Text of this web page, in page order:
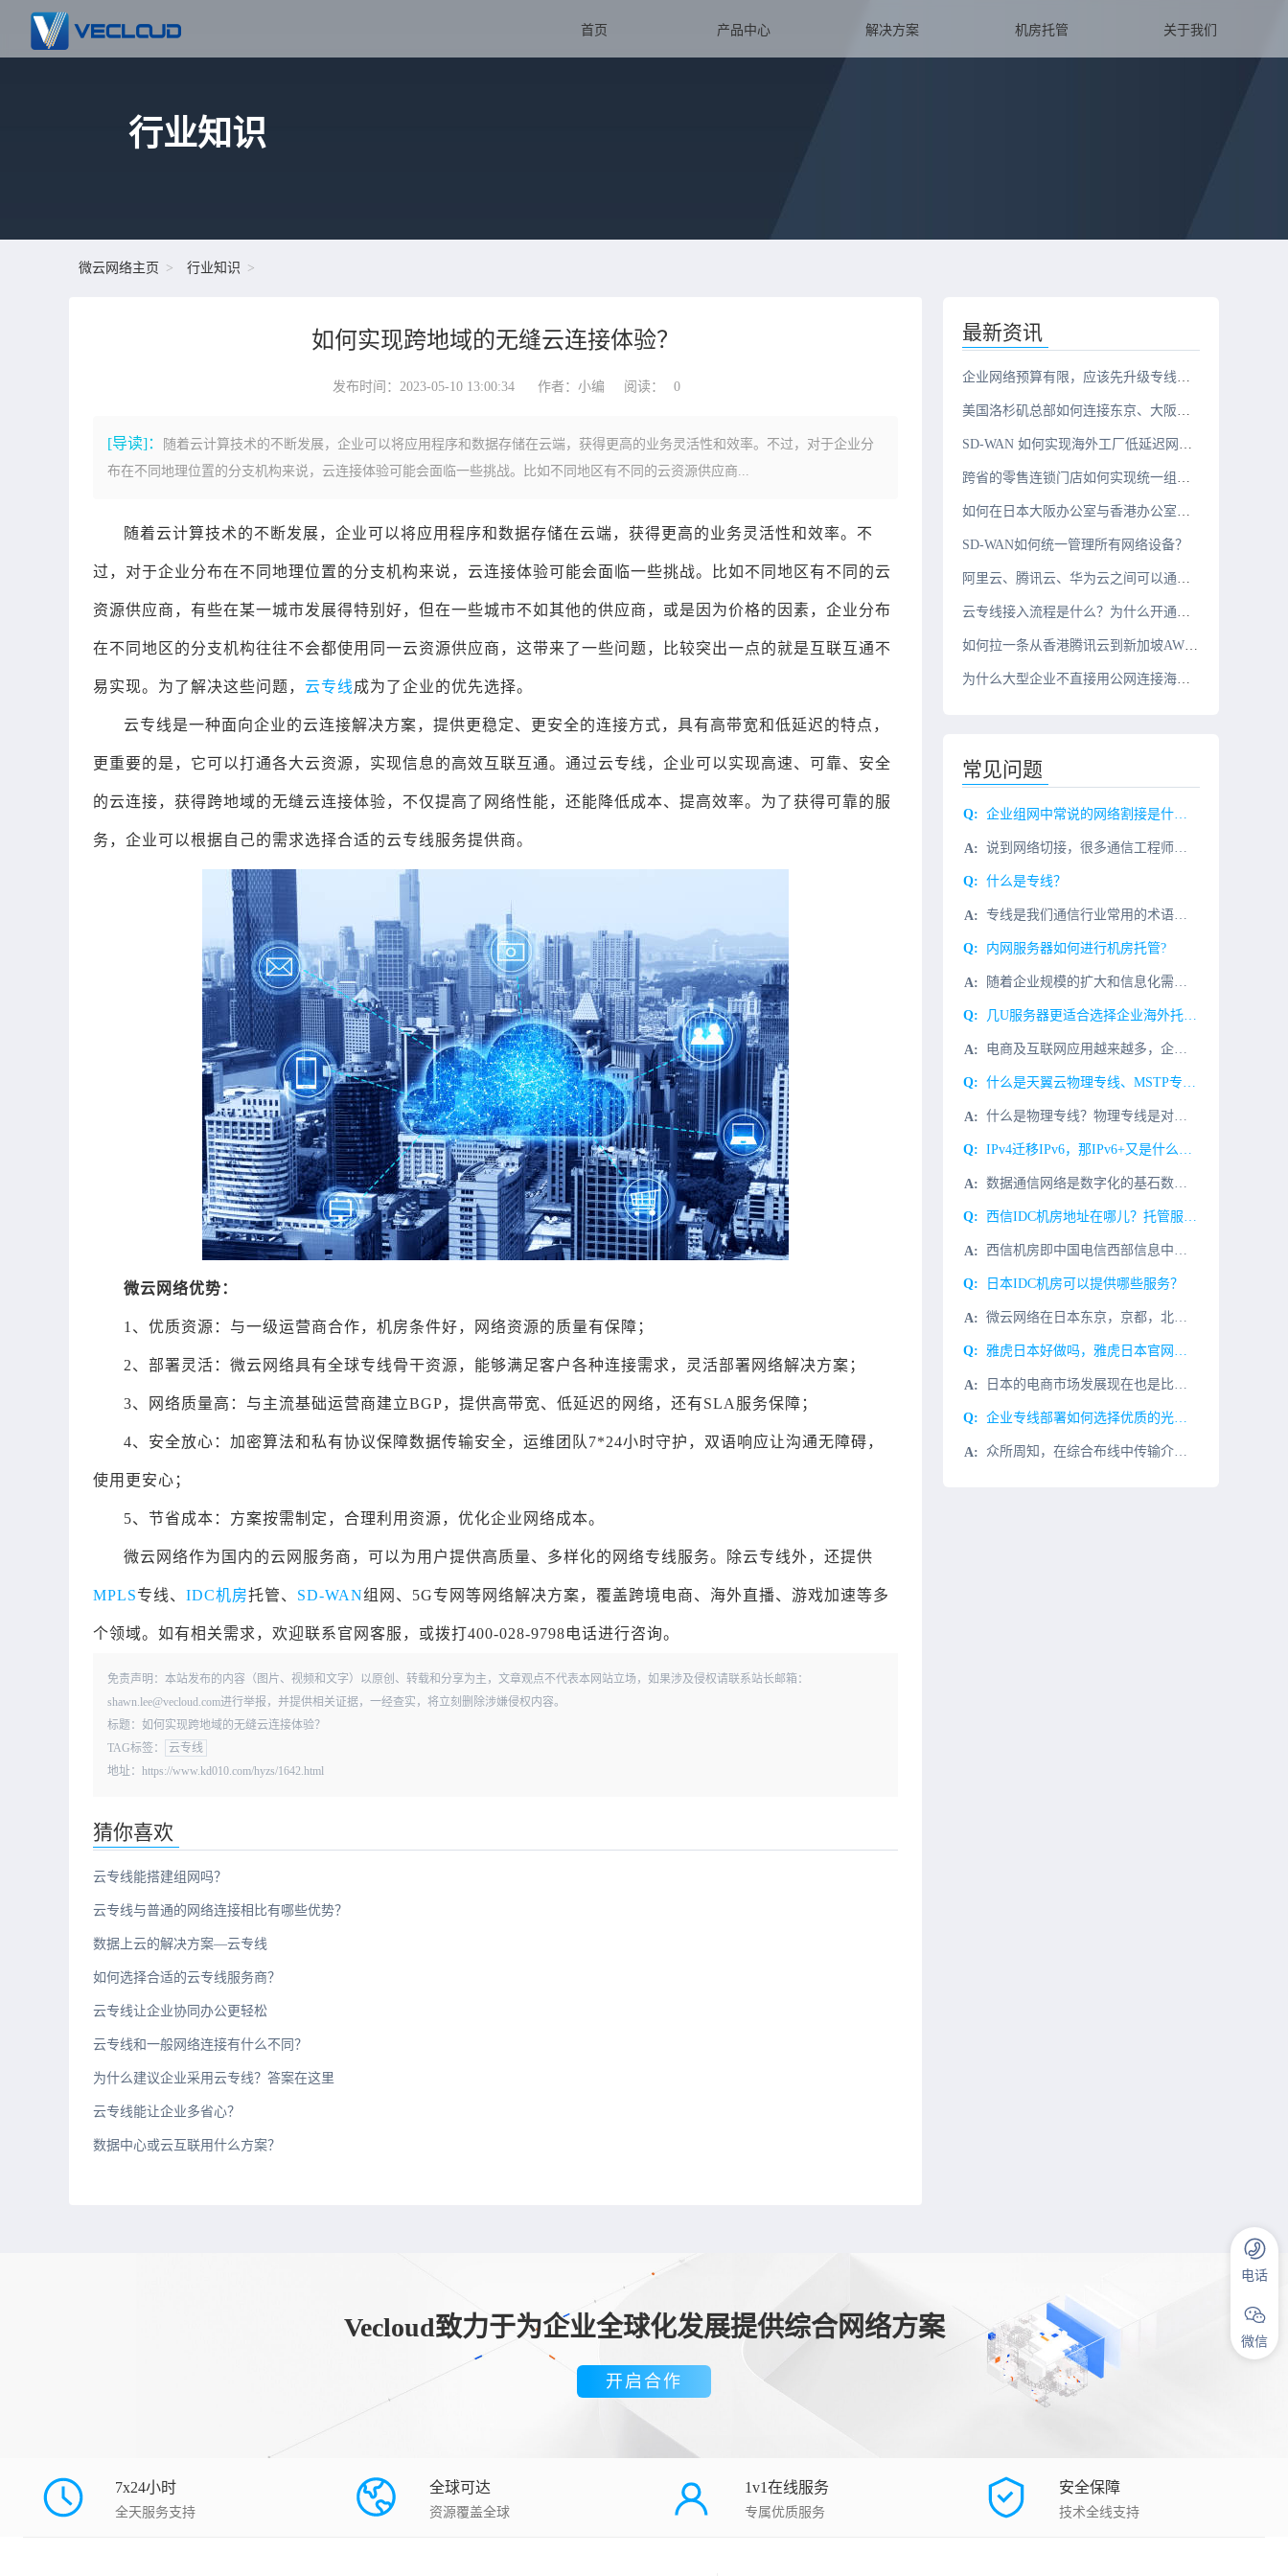
首页 产品中心 解决方案 机房托管 关于我们
行业知识
微云网络主页 行业知识
如何实现跨地域的无缝云连接体验？
发布时间：2023-05-10 13:00:34 作者：小编 阅读： 0
[导读]：
随着云计算技术的不断发展，企业可以将应用程序和数据存储在云端，获得更高的业务灵活性和效率。不过，对于企业分
布在不同地理位置的分支机构来说，云连接体验可能会面临一些挑战。比如不同地区有不同的云资源供应商...
随着云计算技术的不断发展，企业可以将应用程序和数据存储在云端，获得更高的业务灵活性和效率。不
过，对于企业分布在不同地理位置的分支机构来说，云连接体验可能会面临一些挑战。比如不同地区有不同的云
资源供应商，有些在某一城市发展得特别好，但在一些城市不如其他的供应商，或是因为价格的因素，企业分布
在不同地区的分支机构往往不会都使用同一云资源供应商，这带来了一些问题，比较突出一点的就是互联互通不
易实现。为了解决这些问题， 云专线成为了企业的优先选择。
云专线是一种面向企业的云连接解决方案，提供更稳定、更安全的连接方式，具有高带宽和低延迟的特点，
更重要的是，它可以打通各大云资源，实现信息的高效互联互通。通过云专线，企业可以实现高速、可靠、安全
的云连接，获得跨地域的无缝云连接体验，不仅提高了网络性能，还能降低成本、提高效率。为了获得可靠的服
务，企业可以根据自己的需求选择合适的云专线服务提供商。
微云网络优势：
1、优质资源：与一级运营商合作，机房条件好，网络资源的质量有保障；
2、部署灵活：微云网络具有全球专线骨干资源，能够满足客户各种连接需求，灵活部署网络解决方案；
3、网络质量高：与主流基础运营商建立BGP，提供高带宽、低延迟的网络，还有SLA服务保障；
4、安全放心：加密算法和私有协议保障数据传输安全，运维团队7*24小时守护，双语响应让沟通无障碍，
使用更安心；
5、节省成本：方案按需制定，合理利用资源，优化企业网络成本。
微云网络作为国内的云网服务商，可以为用户提供高质量、多样化的网络专线服务。除云专线外，还提供
MPLS专线、 IDC机房托管、 SD-WAN组网、5G专网等网络解决方案，覆盖跨境电商、海外直播、游戏加速等多
个领域。如有相关需求，欢迎联系官网客服，或拨打400-028-9798电话进行咨询。
免责声明：本站发布的内容（图片、视频和文字）以原创、转载和分享为主，文章观点不代表本网站立场，如果涉及侵权请联系站长邮箱：
shawn.lee@vecloud.com进行举报，并提供相关证据，一经查实，将立刻删除涉嫌侵权内容。
标题：如何实现跨地域的无缝云连接体验？
TAG标签：
云专线
地址：https://www.kd010.com/hyzs/1642.html
猜你喜欢
云专线能搭建组网吗？
云专线与普通的网络连接相比有哪些优势？
数据上云的解决方案—云专线
如何选择合适的云专线服务商？
云专线让企业协同办公更轻松
云专线和一般网络连接有什么不同？
为什么建议企业采用云专线？答案在这里
云专线能让企业多省心？
数据中心或云互联用什么方案？
最新资讯
企业网络预算有限，应该先升级专线还是服务器？
美国洛杉矶总部如何连接东京、大阪、新加坡三地办公室？
SD-WAN 如何实现海外工厂低延迟网络？
跨省的零售连锁门店如何实现统一组网？
如何在日本大阪办公室与香港办公室之间搭建组网？
SD-WAN如何统一管理所有网络设备？
阿里云、腾讯云、华为云之间可以通过云专线互联吗？
云专线接入流程是什么？为什么开通周期需要几周？
如何拉一条从香港腾讯云到新加坡AWS的10G云专线？
为什么大型企业不直接用公网连接海外办公室？
常见问题
企业组网中常说的网络割接是什么？
说到网络切接，很多通信工程师都直摇头。不是每个人都愿意做这个项目。为什么？临晨一两点才能开始工作，还要拿出七倍十倍的细心才能把工作做好。下面和大家聊聊什么是网络割接？为什么没人喜欢搞？一、什么是网络割
什么是专线？
专线是我们通信行业常用的术语，什么是专线呢？专线一般分为三层专线和二层专线，三层专线一般指MPLS VPN.我们日常说的专线基本指二层专线。二层专线相当于运营商给你一条线，两端连接PC,分别配置192
内网服务器如何进行机房托管?
随着企业规模的扩大和信息化需求的提升，越来越多的企业选择将内网服务器托管到专业的数据中心（IDC机房）。机房托管不仅能提供稳定的网络环境和电力支持，还能增强服务器的安全性和管理效率。以下将介绍内网服务
几U服务器更适合选择企业海外托管？
电商及互联网应用越来越多，企业及个人都有可能选择使用自己的服务器托管到专业的IDC机房中来得到最佳的环境与互联网带宽的获取，然而在选购时都会被问到：“您的服务器是几U的呀？”，所以下面我们就简单的介绍
什么是天翼云物理专线、MSTP专线、MPLS专线？
什么是物理专线？物理专线是对接入点和本地数据中心之间建立的网络线路的抽象，以方便对线路进行管理。您需要通过一条租用运营商的运营物理专线将本地数据中心连接到接入点，建立专线连接。普通用户可以申请普通物理
IPv4迁移IPv6，那IPv6+又是什么？有哪些技术？
数据通信网络是数字化的基石数据通信网络包含多样化的数据通信设备。数字化世界联接个人、企业及算力。数据通信网络是数字化世界的基石。使用网络模型理解数据通信网络IP转发过程IP是网络层最重要的协议之一。设
西信IDC机房地址在哪儿？托管服务怎么样？
西信机房即中国电信西部信息中心，机房位于：成都市高新区天府新城益州大道中段1666号（益州大道与天府四街交叉口），是我国西南地区少有的电信钻石5星级机房，电信集团投建的第一个全国级灾难备份样板机房。都
日本IDC机房可以提供哪些服务？
微云网络在日本东京，京都，北海道机房都有数据中心，具有服务器自助管理系统，实时流量分析情报系统。为您的日本服务器提供高速，安全，稳定的运行环境。日本ADSL直连中国电信与网通骨干机房及欧美，东南亚地区
雅虎日本好做吗，雅虎日本官网上不去怎么办？
日本的电商市场发展现在也是比较快的，目前知名的日本电商平台主要有亚马逊日本站、Rakuten乐天及雅虎日本。雅虎日本有Shopping和Paypay Mall两种模式，也是受到比较多消费者的欢迎的。当
企业专线部署如何选择优质的光纤光缆？
众所周知，在综合布线中传输介质的质量对整个工程非常重要，这不仅是综合布线工程的使用寿命，也是其质量和性能的保证。由于光纤具有抗电磁干扰强、信号衰减少、容量大、重量轻、体积小、传输距离长等优点，人们往往
Vecloud致力于为企业全球化发展提供综合网络方案
开启合作
7x24小时
全天服务支持
全球可达
资源覆盖全球
1v1在线服务
专属优质服务
安全保障
技术全线支持
电话
微信